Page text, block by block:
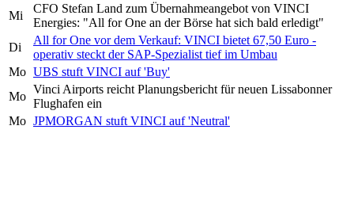
Mi
CFO Stefan Land zum Übernahmeangebot von VINCI
Energies: "All for One an der Börse hat sich bald erledigt"
Di
All for One vor dem Verkauf: VINCI bietet 67,50 Euro -
operativ steckt der SAP-Spezialist tief im Umbau
Mo UBS stuft VINCI auf 'Buy'
Mo
Vinci Airports reicht Planungsbericht für neuen Lissabonner
Flughafen ein
Mo JPMORGAN stuft VINCI auf 'Neutral'